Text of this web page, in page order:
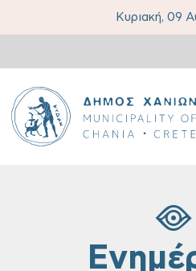
Κυριακή, 09